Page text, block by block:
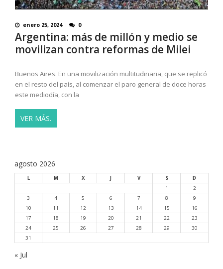
enero 25, 2024 0
Argentina: más de millón y medio se
movilizan contra reformas de Milei
Buenos Aires. En una movilización multitudinaria, que se replicó
en el resto del país, al comenzar el paro general de doce horas
este mediodía, con la
VER MÁS.
agosto 2026
L M X V S
D
1
2
3
4 5 6 7 8
9
10
11 12 13 14 15
16
17
18 19 20 21 22
23
24
25 26 27 28 29
30
31
« Jul